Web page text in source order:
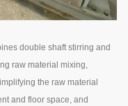
double shaft stirring and
raw material mixing,
the raw material
and floor space, and